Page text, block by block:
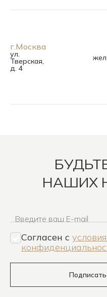
г.Москва
ул.
Тверская,
д. 4
НАШИХ
Введите ваш E-mail
Согласен c